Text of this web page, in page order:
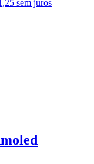
sem juros